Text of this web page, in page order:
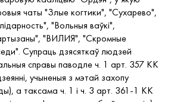
чаты "Злые когтики", "Сухарево",
"Вольныя ваўкі",
"ВИЛИЯ", "Скромные
Супраць дзясяткаў людзей
справы паводле ч. 1 арт. 357 КК
учыненыя з мэтай захопу
а таксама ч. 1 і ч. 3 арт. 361-1 КК